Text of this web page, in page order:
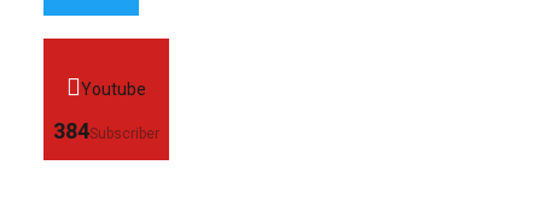
Youtube
384Subscriber